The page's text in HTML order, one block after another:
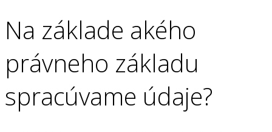
Na základe akého
právneho základu
spracúvame údaje?